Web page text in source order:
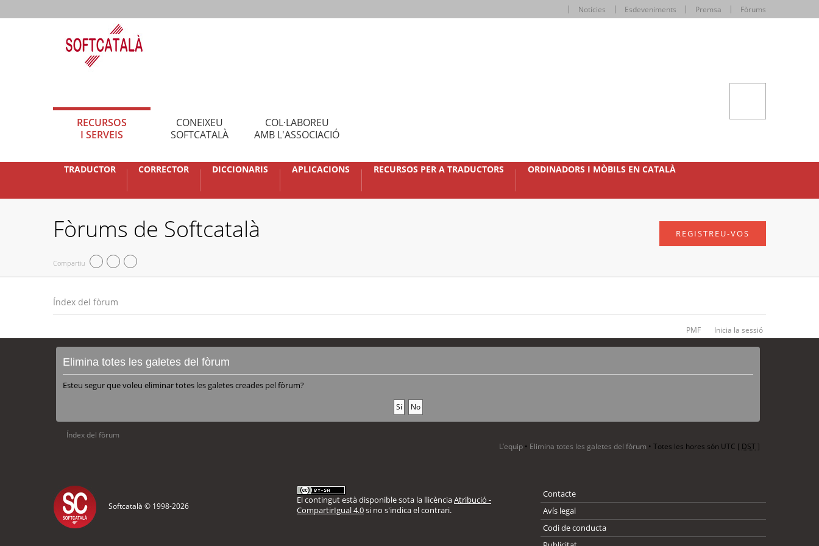
Notícies Esdeveniments Premsa Fòrums
RECURSOS
I SERVEIS
CONEIXEU
SOFTCATALÀ
COL·LABOREU
AMB L'ASSOCIACIÓ
TRADUCTOR CORRECTOR DICCIONARIS APLICACIONS RECURSOS PER A TRADUCTORS ORDINADORS I MÒBILS EN CATALÀ
Fòrums de Softcatalà
Compartiu
REGISTREU-VOS
Índex del fòrum
PMF Inicia la sessió
Elimina totes les galetes del fòrum
Esteu segur que voleu eliminar totes les galetes creades pel fòrum?
Índex del fòrum
L’equip • Elimina totes les galetes del fòrum • Totes les hores són UTC [ DST]
Softcatalà © 1998-2026
El contingut està disponible sota la llicènciaAtribució -
CompartirIgual 4.0si no s'indica el contrari.
Contacte
Avís legal
Codi de conducta